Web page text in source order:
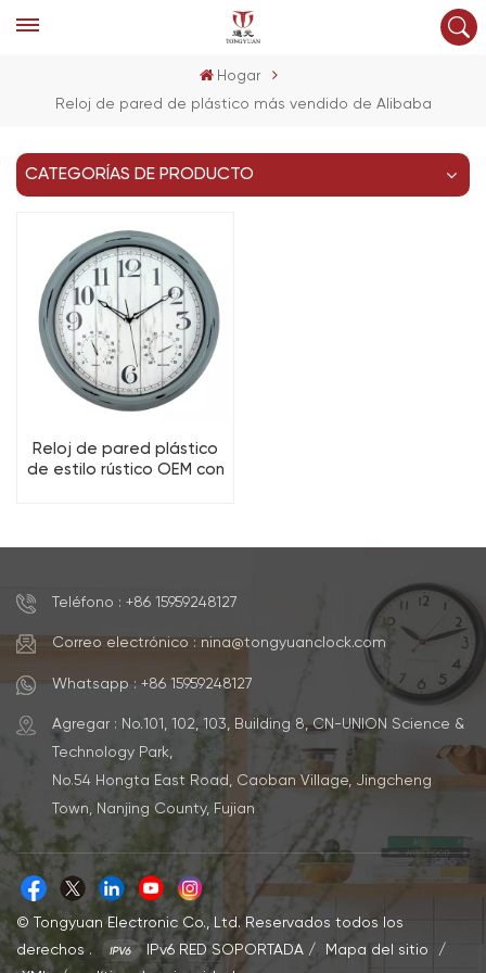
Hogar
Reloj de pared de plástico más vendido de Alibaba
CATEGORÍAS DE PRODUCTO
Reloj de pared plástico
de estilo rústico OEM con
Teléfono : +86 15959248127
Correo electrónico : nina@tongyuanclock.com
Whatsapp : +86 15959248127
Agregar : No.101, 102, 103, Building 8, CN-UNION Science &
Technology Park,
No.54 Hongta East Road, Caoban Village, Jingcheng
Town, Nanjing County, Fujian
© Tongyuan Electronic Co., Ltd. Reservados todos los
derechos .
IPv6 RED SOPORTADA/ Mapa del sitio
/